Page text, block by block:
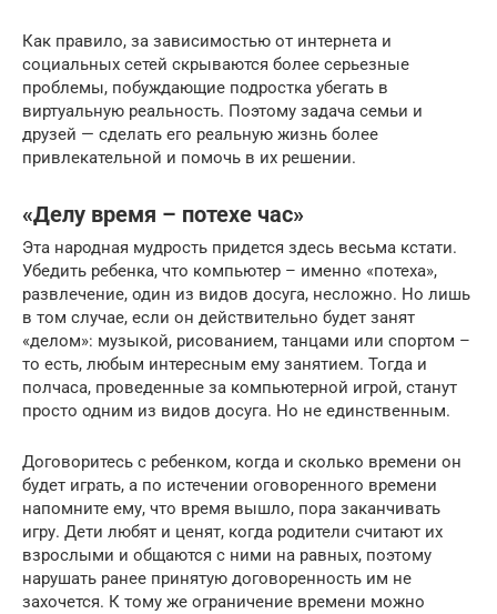
Как правило, за зависимостью от интернета и
социальных сетей скрываются более серьезные
проблемы, побуждающие подростка убегать в
виртуальную реальность. Поэтому задача семьи и
друзей — сделать его реальную жизнь более
привлекательной и помочь в их решении.
«Делу время – потехе час»
Эта народная мудрость придется здесь весьма кстати.
Убедить ребенка, что компьютер – именно «потеха»,
развлечение, один из видов досуга, несложно. Но лишь
в том случае, если он действительно будет занят
«делом»: музыкой, рисованием, танцами или спортом –
то есть, любым интересным ему занятием. Тогда и
полчаса, проведенные за компьютерной игрой, станут
просто одним из видов досуга. Но не единственным.
Договоритесь с ребенком, когда и сколько времени он
будет играть, а по истечении оговоренного времени
напомните ему, что время вышло, пора заканчивать
игру. Дети любят и ценят, когда родители считают их
взрослыми и общаются с ними на равных, поэтому
нарушать ранее принятую договоренность им не
захочется. К тому же ограничение времени можно